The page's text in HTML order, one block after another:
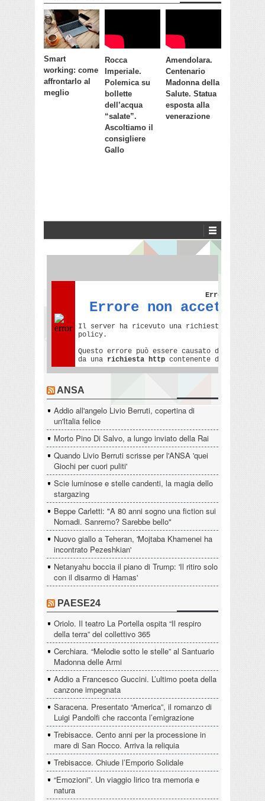
Smart
working: come
affrontarlo al
meglio
Rocca
Imperiale.
Polemica su
bollette
dell’acqua
“salate”.
Ascoltiamo il
consigliere
Gallo
Amendolara.
Centenario
Madonna della
Salute. Statua
esposta alla
venerazione
ANSA
Addio all'angelo Livio Berruti, copertina di
un'Italia felice
Morto Pino Di Salvo, a lungo inviato della Rai
Quando Livio Berruti scrisse per l'ANSA 'quei
Giochi per cuori puliti'
Scie luminose e stelle candenti, la magia dello
stargazing
Beppe Carletti: "A 80 anni sogno una fiction sui
Nomadi. Sanremo? Sarebbe bello"
Nuovo giallo a Teheran, 'Mojtaba Khamenei ha
incontrato Pezeshkian'
Netanyahu boccia il piano di Trump: 'Il ritiro solo
con il disarmo di Hamas'
PAESE24
Oriolo. Il teatro La Portella ospita “Il respiro
della terra” del collettivo 365
Cerchiara. “Melodie sotto le stelle” al Santuario
Madonna delle Armi
Addio a Francesco Guccini. L’ultimo poeta della
canzone impegnata
Saracena. Presentato “America”, il romanzo di
Luigi Pandolfi che racconta l’emigrazione
Trebisacce. Cento anni per la processione in
mare di San Rocco. Arriva la reliquia
Trebisacce. Chiude l’Emporio Solidale
“Emozioni”. Un viaggio lirico tra memoria e
natura